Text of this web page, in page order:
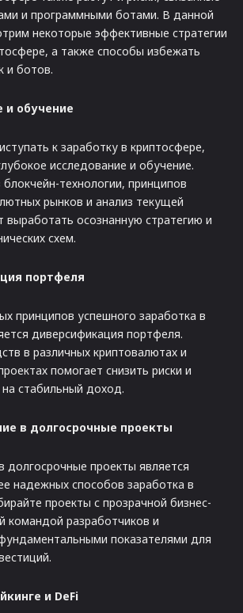
и программными ботами. В данной
некоторые эффективные стратегии
а также способы избежать
и ботов.
и обучение
к заработку в криптосфере,
исследование и обучение.
технологии, принципов
рынков и анализ текущей
выработать осознанную стратегию и
схем.
портфеля
принципов успешного заработка в
диверсификация портфеля.
в различных криптовалютах и
помогает снизить риски и
стабильный доход.
в долгосрочные проекты
долгосрочные проекты является
надежных способов заработка в
проекты с прозрачной бизнес-
командой разработчиков и
показателями для
и DeFi